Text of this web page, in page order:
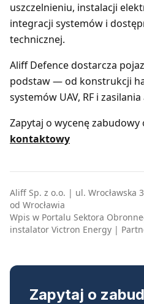
uszczelnieniu, instalacji
integracji systemów i
technicznej.
Aliff Defence dostarcza
podstaw — od konstrukcji
systemów UAV, RF i
Zapytaj o wycenę
kontaktowy
Aliff Sp. z o.o. | ul. Wrocławska
od Wrocławia
Wpis w Portalu Sektora
instalator Victron Energy |
Zapytaj o